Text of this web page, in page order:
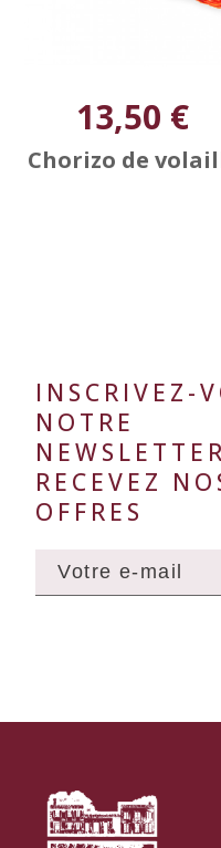
13,50 €
Chorizo de
INSCRIVEZ-
NOTRE
RECEVEZ
OFFRES